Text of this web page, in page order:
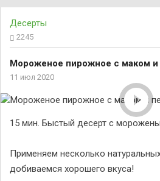
Десерты
2245
Мороженое пирожное с маком
11 июл 2020
15 мин. Быстый десерт с
Применяем несколько
добиваемся хорошего вкуса!